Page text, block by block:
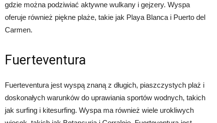
gdzie można podziwiać aktywne wulkany i gejzery. Wyspa
oferuje również piękne plaże, takie jak Playa Blanca i Puerto del
Carmen.
Fuerteventura
Fuerteventura jest wyspą znaną z długich, piaszczystych plaż i
doskonałych warunków do uprawiania sportów wodnych, takich
jak surfing i kitesurfing. Wyspa ma również wiele urokliwych